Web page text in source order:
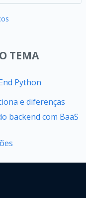
TEMA
Python
e diferenças
backend com BaaS